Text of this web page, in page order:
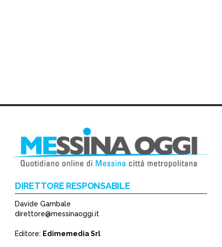
DIRETTORE RESPONSABILE
Davide Gambale
direttore@messinaoggi.it
Editore: Edimemedia Srl